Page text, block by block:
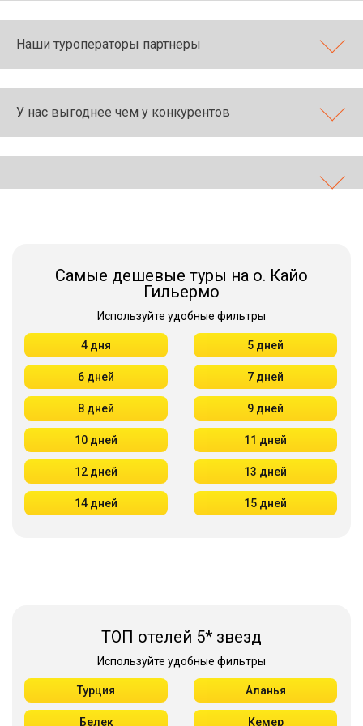
Наши туроператоры партнеры
У нас выгоднее чем у конкурентов
Самые дешевые туры на о. Кайо
Гильермо
Используйте удобные фильтры
4 дня 5 дней
6 дней 7 дней
8 дней 9 дней
10 дней 11 дней
12 дней 13 дней
14 дней 15 дней
ТОП отелей 5* звезд
Используйте удобные фильтры
Турция Аланья
Белек Кемер